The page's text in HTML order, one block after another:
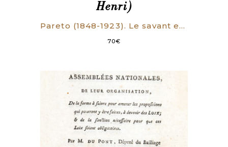
Henri)
Pareto (1848-1923). Le savant et l’homme.
70€